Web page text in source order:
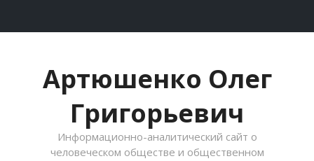
Артюшенко Олег
Григорьевич
Информационно-аналитический сайт о
человеческом обществе и общественном